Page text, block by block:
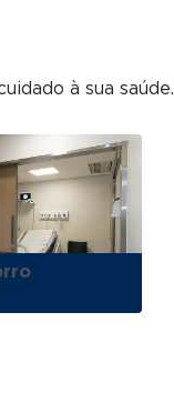
à sua saúde.